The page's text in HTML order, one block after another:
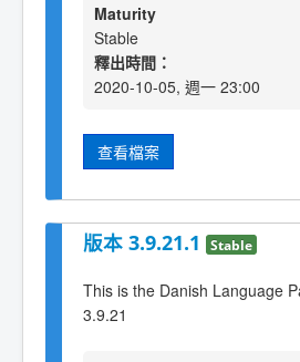
Maturity
Stable
釋出時間：
2020-10-05, 週一 23:00
查看檔案
版本 3.9.21.1 Stable
This is the Danish Language
3.9.21